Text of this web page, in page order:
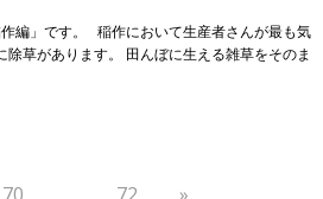
編」です。 稲作において生産者さんが最も気
除草があります。 田んぼに生える雑草をそのま